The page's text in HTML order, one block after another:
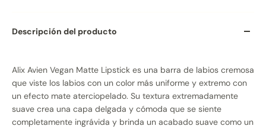
Descripción del producto
Alix Avien Vegan Matte Lipstick es una barra de labios cremosa
que viste los labios con un color más uniforme y extremo con
un efecto mate aterciopelado. Su textura extremadamente
suave crea una capa delgada y cómoda que se siente
completamente ingrávida y brinda un acabado suave como un